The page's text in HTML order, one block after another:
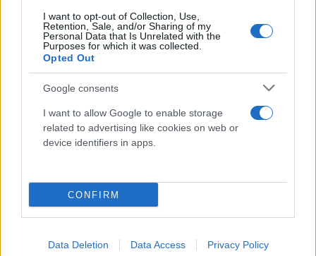
I want to opt-out of Collection, Use,
Retention, Sale, and/or Sharing of my
Personal Data that Is Unrelated with the
Purposes for which it was collected.
Opted Out
Google consents
I want to allow Google to enable storage
related to advertising like cookies on web or
device identifiers in apps.
CONFIRM
Data Deletion Data Access Privacy Policy
• predictive safety modes
Η ασφάλεια και η τεχνολογία πλέον πηγαίνουν
4. Lightweight Performance & New Urban
Mobility
Η αστική κινητικότητα αλλάζει και οι εταιρείες
• μικρά αλλά πανίσχυρα μοντέλα για νέους
αναβάτες
• εξελιγμένα commuter models